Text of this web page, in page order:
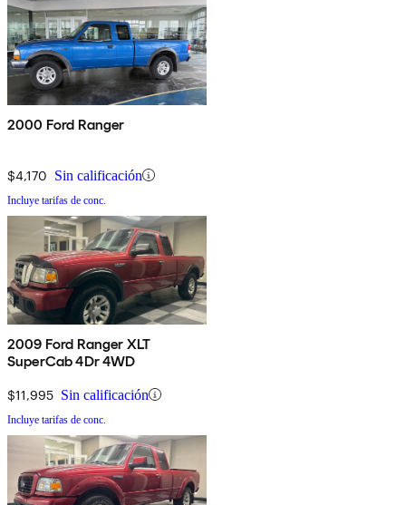
2000 Ford Ranger
$4,170 Sin calificación
Incluye tarifas de conc.
2009 Ford Ranger XLT
SuperCab 4Dr 4WD
$11,995 Sin calificación
Incluye tarifas de conc.